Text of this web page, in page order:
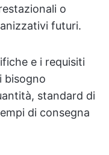
o
futuri.
e i requisiti
bisogno
standard di
di consegna